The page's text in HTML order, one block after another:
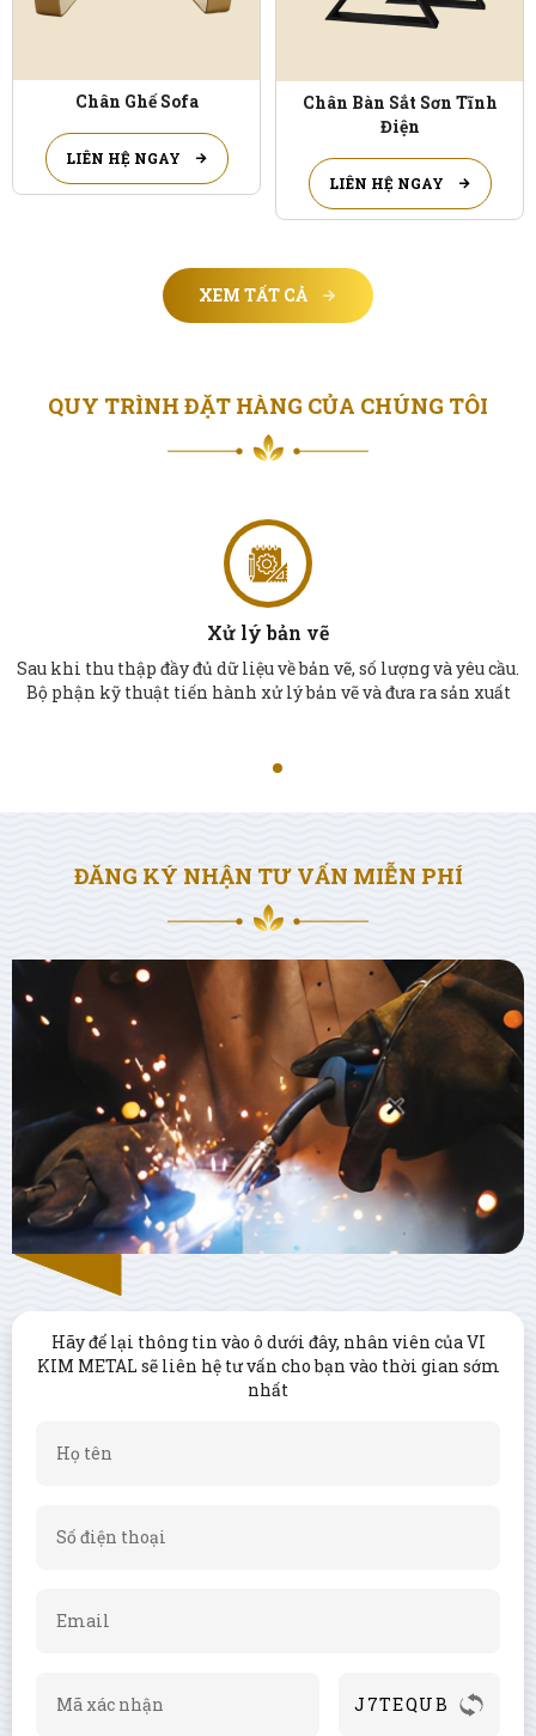
Chân Ghế Sofa
LIÊN HỆ NGAY
Chân Bàn Sắt Sơn Tĩnh
Điện
LIÊN HỆ NGAY
XEM TẤT CẢ
QUY TRÌNH ĐẶT HÀNG CỦA CHÚNG TÔI
Tiến hành sản xuất
Sau khi nhận thông tin từ bộ phận kỹ thuật. Bộ phận sản
xuất bắt đầu tiến hành các công đoạn gia công sản phẩm
ĐĂNG KÝ NHẬN TƯ VẤN MIỄN PHÍ
Hãy để lại thông tin vào ô dưới đây, nhân viên của VI
KIM METAL sẽ liên hệ tư vấn cho bạn vào thời gian sớm
nhất
J7TEQUB